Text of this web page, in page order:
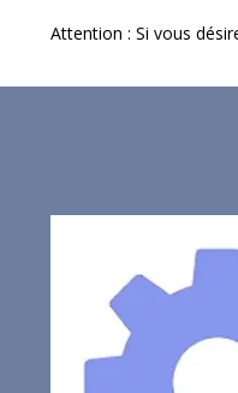
Attention : Si vous